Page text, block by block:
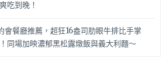
吃到晚！
會餐廳推薦，超狂16盎司肋眼牛排比手掌
同場加映濃郁黑松露燉飯與義大利麵～